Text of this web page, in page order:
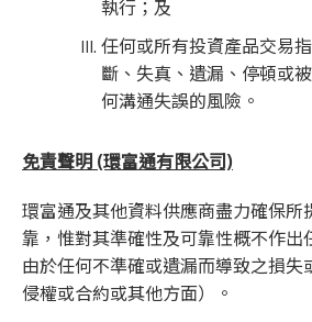
執行；及
任何或所有投資產品交易
斷、失真、遺漏、停頓或
何溝通失誤的風險。
免責聲明 (環富通有限公司)
環富通及其他資料供應商盡力確保所
靠，惟對其準確性及可靠性概不作出
由於任何不準確或遺漏而導致之損失
侵權或合約或其他方面）。